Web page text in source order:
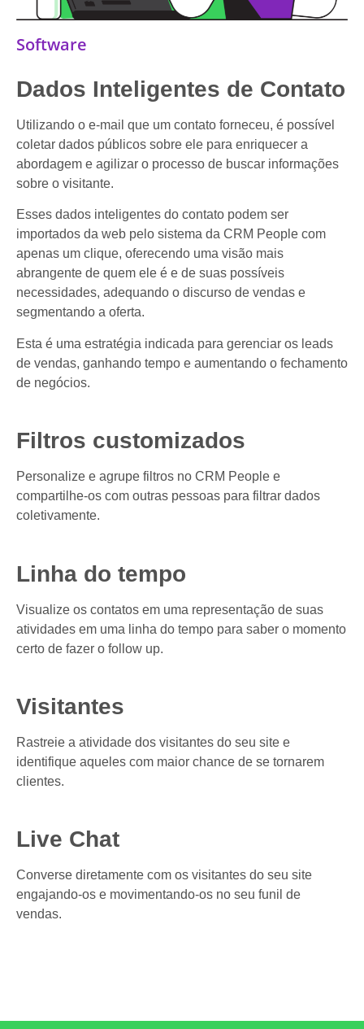
Software
Dados Inteligentes de Contato
Utilizando o e-mail que um contato forneceu, é possível
coletar dados públicos sobre ele para enriquecer a
abordagem e agilizar o processo de buscar informações
sobre o visitante.
Esses dados inteligentes do contato podem ser
importados da web pelo sistema da CRM People com
apenas um clique, oferecendo uma visão mais
abrangente de quem ele é e de suas possíveis
necessidades, adequando o discurso de vendas e
segmentando a oferta.
Esta é uma estratégia indicada para gerenciar os leads
de vendas, ganhando tempo e aumentando o fechamento
de negócios.
Filtros customizados
Personalize e agrupe filtros no CRM People e
compartilhe-os com outras pessoas para filtrar dados
coletivamente.
Linha do tempo
Visualize os contatos em uma representação de suas
atividades em uma linha do tempo para saber o momento
certo de fazer o follow up.
Visitantes
Rastreie a atividade dos visitantes do seu site e
identifique aqueles com maior chance de se tornarem
clientes.
Live Chat
Converse diretamente com os visitantes do seu site
engajando-os e movimentando-os no seu funil de
vendas.